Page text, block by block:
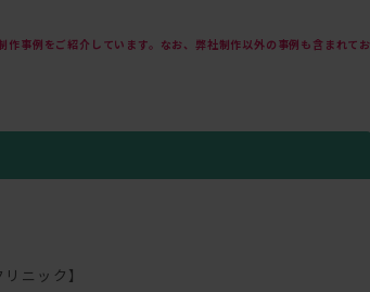
事例をご紹介しています。なお、弊社制作以外の事例も含まれてお
ニック】